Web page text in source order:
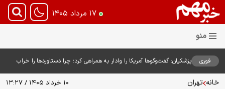
۱۷ مرداد ۱۴۰۵
فوری
پزشکیان: گفت‌وگوها آمریکا را وادار به همراهی کرد؛ چرا دستاوردها را خراب
خانه تهران ۱۰ خرداد ۱۴۰۵ / ۱۳:۲۷